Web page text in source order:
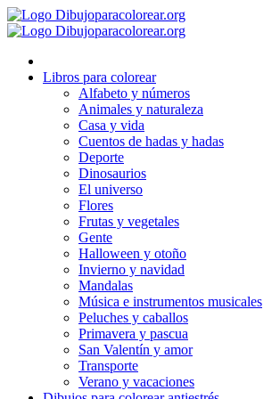
Ir
al
Libros para colorear
Alfabeto y números
Animales y naturaleza
Casa y vida
Cuentos de hadas y hadas
Deporte
Dinosaurios
El universo
Flores
Frutas y vegetales
Gente
Halloween y otoño
Invierno y navidad
Mandalas
Música e instrumentos musicales
Peluches y caballos
Primavera y pascua
San Valentín y amor
Transporte
Verano y vacaciones